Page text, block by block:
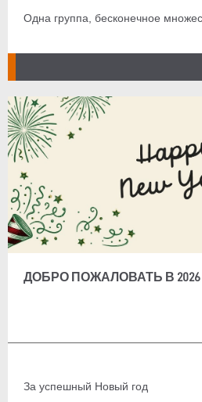
Одна группа, бесконечное
ДОБРО ПОЖАЛОВАТЬ В 2026
За успешный Новый год